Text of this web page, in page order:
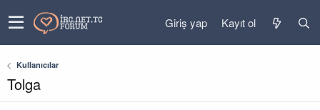
Giriş yap Kayıt ol
Kullanıcılar
Tolga